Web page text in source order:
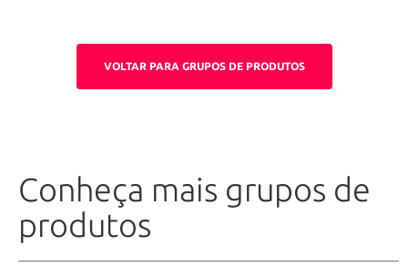
VOLTAR PARA GRUPOS DE PRODUTOS
Conheça mais grupos de
produtos